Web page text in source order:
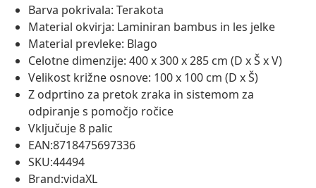
Barva pokrivala: Terakota
Material okvirja: Laminiran bambus in les jelke
Material prevleke: Blago
Celotne dimenzije: 400 x 300 x 285 cm (D x Š x V)
Velikost križne osnove: 100 x 100 cm (D x Š)
Z odprtino za pretok zraka in sistemom za
odpiranje s pomočjo ročice
Vključuje 8 palic
EAN:8718475697336
SKU:44494
Brand:vidaXL